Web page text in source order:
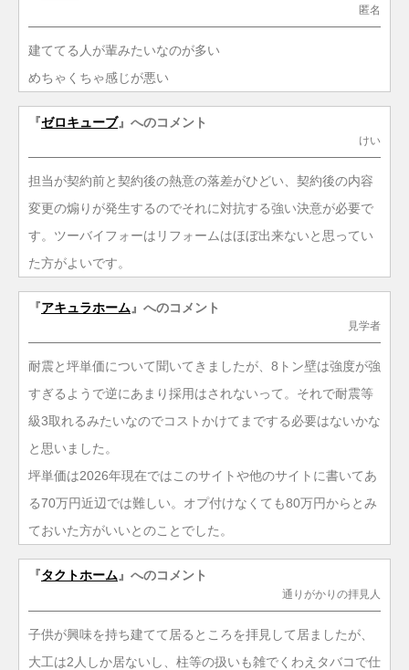
匿名
建ててる人が輩みたいなのが多い
めちゃくちゃ感じが悪い
『ゼロキューブ』へのコメント
けい
担当が契約前と契約後の熱意の落差がひどい、契約後の内容
変更の煽りが発生するのでそれに対抗する強い決意が必要で
す。ツーバイフォーはリフォームはほぼ出来ないと思ってい
た方がよいです。
『アキュラホーム 』へのコメント
見学者
耐震と坪単価について聞いてきましたが、8トン壁は強度が強
すぎるようで逆にあまり採用はされないって。それで耐震等
級3取れるみたいなのでコストかけてまでする必要はないかな
と思いました。
坪単価は2026年現在ではこのサイトや他のサイトに書いてあ
る70万円近辺では難しい。オプ付けなくても80万円からとみ
ておいた方がいいとのことでした。
『タクトホーム』へのコメント
通りがかりの拝見人
子供が興味を持ち建てて居るところを拝見して居ましたが、
大工は2人しか居ないし、柱等の扱いも雑でくわえタバコで仕